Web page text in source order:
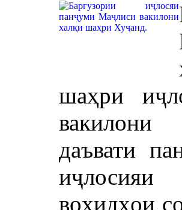
шаҳри
даъвати
воҳидҳои